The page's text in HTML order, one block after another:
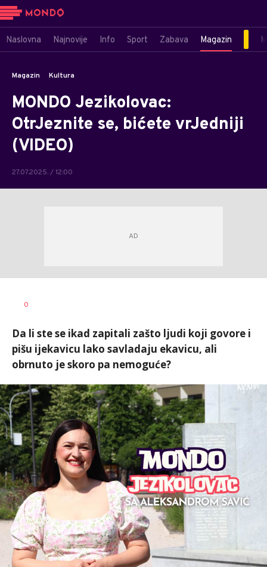
Naslovna Najnovije Info Sport Zabava Magazin
Magazin Kultura
MONDO Jezikolovac:
OtrJeznite se, bićete vrJedniji
(VIDEO)
27.07.2025. / 12:00
AUTOR
0
Da li ste se ikad zapitali zašto ljudi koji govore i
pišu ijekavicu lako savladaju ekavicu, ali
obrnuto je skoro pa nemoguće?